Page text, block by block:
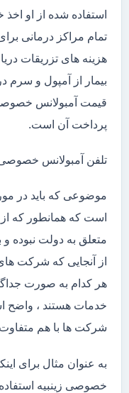
استفاده شده از او
تمام مراکز درمانی
هزینه های تزریقات
بیمار از آمپول و سرم
قیمت آمبولانس
پرداخت آن است.
تلفن آمبولانس خصوصی
موضوعی که باید در
است که همانطور که
متعلق به دولت
از آنجایی که شرکت
هر کدام به صورت
خدمات هستند ، واضح
شرکت ها با هم
به عنوان مثال برای
خصوصی زینبیه استفاده